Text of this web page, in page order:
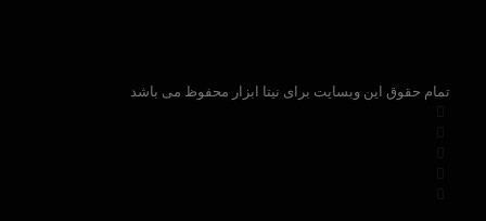
تمام حقوق این وبسایت برای نیتا ابزار محفوظ می باشد